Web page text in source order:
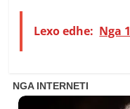
Lexo edhe: Nga